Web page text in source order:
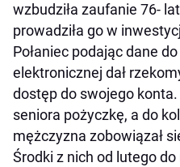
wzbudziła zaufanie 76-
prowadziła go w
Połaniec podając dane
elektronicznej dał
dostęp do swojego
seniora pożyczkę, a do
mężczyzna zobowiązał
Środki z nich od lutego